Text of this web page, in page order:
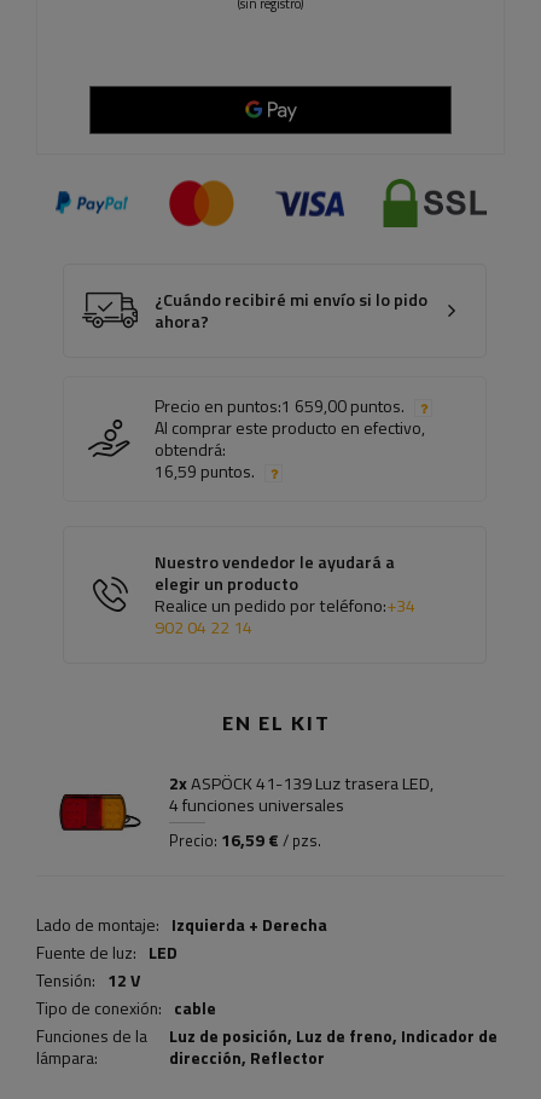
(sin registro)
¿Cuándo recibiré mi envío si lo pido
ahora?
Precio en puntos:1 659,00 puntos.
Al comprar este producto en efectivo,
obtendrá:
16,59 puntos.
Nuestro vendedor le ayudará a
elegir un producto
Realice un pedido por teléfono:+34
902 04 22 14
EN EL KIT
2xASPÖCK 41-139 Luz trasera LED,
4 funciones universales
Precio: 16,59 € / pzs.
Lado de montaje: Izquierda + Derecha
Fuente de luz: LED
Tensión: 12 V
Tipo de conexión: cable
Funciones de la
lámpara:
Luz de posición, Luz de freno, Indicador de
dirección, Reflector